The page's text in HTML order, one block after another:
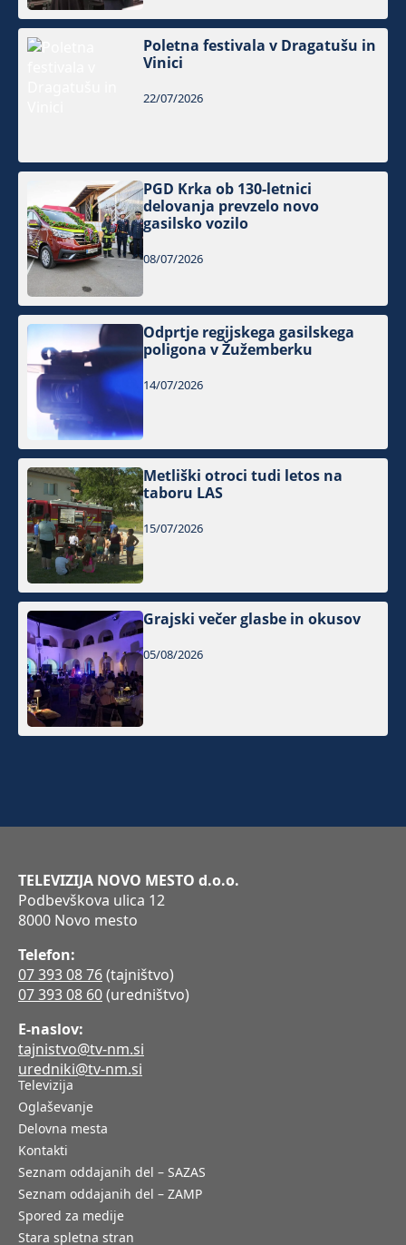
Poletna festivala v Dragatušu in
Vinici
22/07/2026
PGD Krka ob 130-letnici
delovanja prevzelo novo
gasilsko vozilo
08/07/2026
Odprtje regijskega gasilskega
poligona v Žužemberku
14/07/2026
Metliški otroci tudi letos na
taboru LAS
15/07/2026
Grajski večer glasbe in okusov
05/08/2026
TELEVIZIJA NOVO MESTO d.o.o.
Podbevškova ulica 12
8000 Novo mesto
Telefon:
07 393 08 76(tajništvo)
07 393 08 60(uredništvo)
E-naslov:
tajnistvo@tv-nm.si
uredniki@tv-nm.si
Televizija
Oglaševanje
Delovna mesta
Kontakti
Seznam oddajanih del – SAZAS
Seznam oddajanih del – ZAMP
Spored za medije
Stara spletna stran